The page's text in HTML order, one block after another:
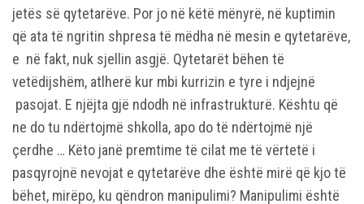
jetës së qytetarëve. Por jo në këtë mënyrë, në kuptimin
që ata të ngritin shpresa të mëdha në mesin e qytetarëve,
e në fakt, nuk sjellin asgjë. Qytetarët bëhen të
vetëdijshëm, atlherë kur mbi kurrizin e tyre i ndjejnë
pasojat. E njëjta gjë ndodh në infrastrukturë. Kështu që
ne do tu ndërtojmë shkolla, apo do të ndërtojmë një
çerdhe … Këto janë premtime të cilat me të vërtetë i
pasqyrojnë nevojat e qytetarëve dhe është mirë që kjo të
bëhet, mirëpo, ku qëndron manipulimi? Manipulimi është